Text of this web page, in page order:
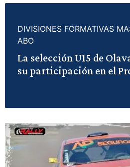
DIVISIONES FORMATIVAS
ABO
La selección U15 de
su participación en el